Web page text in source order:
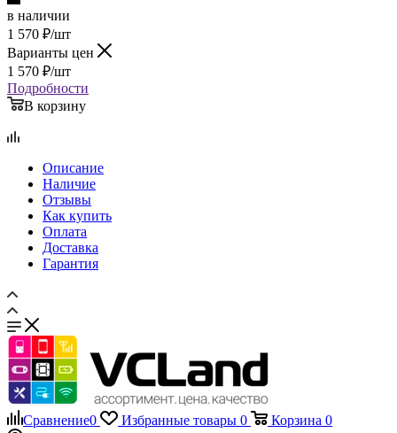
в наличии
1 570 ₽/шт
Варианты цен
1 570 ₽/шт
Подробности
В корзину
Описание
Наличие
Отзывы
Как купить
Оплата
Доставка
Гарантия
Сравнение0 Избранные товары 0 Корзина 0